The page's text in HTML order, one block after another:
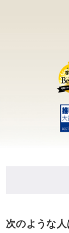
次のような人